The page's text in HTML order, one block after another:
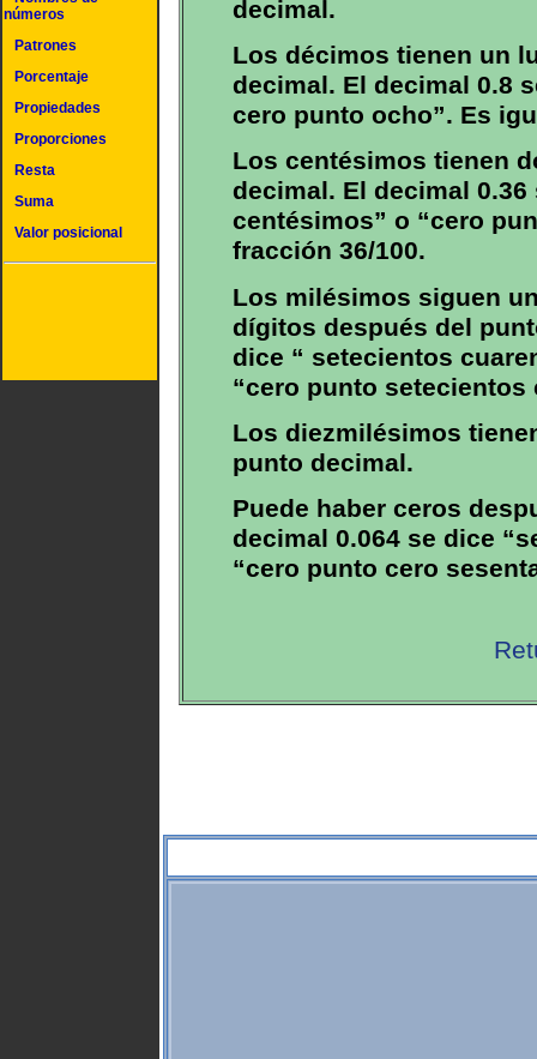
números
Patrones
Porcentaje
Propiedades
Proporciones
Resta
Suma
Valor posicional
decimal.
Los décimos tienen un
decimal. El decimal 0.8
cero punto ocho”. Es
Los centésimos tienen
decimal. El decimal
centésimos” o “cero
fracción 36/100.
Los milésimos siguen
dígitos después del
dice “ setecientos
“cero punto setecientos
Los diezmilésimos
punto decimal.
Puede haber ceros
decimal 0.064 se dice
“cero punto cero